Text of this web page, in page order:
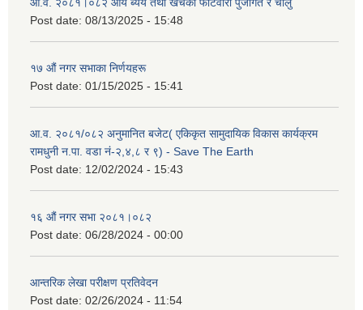
आ.व. २०८१।०८२ आय ब्यय तथा खर्चको फाटवारी पुजीगत र चालु
Post date: 08/13/2025 - 15:48
१७ औं नगर सभाका निर्णयहरू
Post date: 01/15/2025 - 15:41
आ.व. २०८१/०८२ अनुमानित बजेट( एकिकृत सामुदायिक विकास कार्यक्रम
रामधुनी न.पा. वडा नं-२,४,८ र ९) - Save The Earth
Post date: 12/02/2024 - 15:43
१६ औं नगर सभा २०८१।०८२
Post date: 06/28/2024 - 00:00
आन्तरिक लेखा परीक्षण प्रतिवेदन
Post date: 02/26/2024 - 11:54